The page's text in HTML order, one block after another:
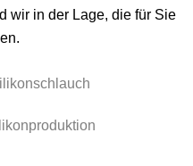
wir in der Lage, die für Sie